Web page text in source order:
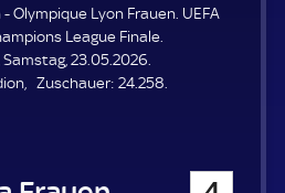
E
E
N
D
E
Olympique Lyon Frauen. UEFA
League Finale.
23.05.2026.
Zuschauer: Z
24.258.